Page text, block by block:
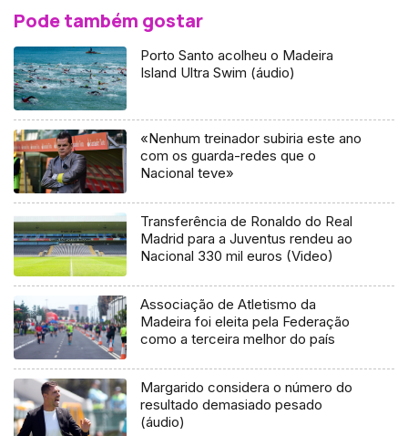
Pode também gostar
Porto Santo acolheu o Madeira
Island Ultra Swim (áudio)
«Nenhum treinador subiria este ano
com os guarda-redes que o
Nacional teve»
Transferência de Ronaldo do Real
Madrid para a Juventus rendeu ao
Nacional 330 mil euros (Video)
Associação de Atletismo da
Madeira foi eleita pela Federação
como a terceira melhor do país
Margarido considera o número do
resultado demasiado pesado
(áudio)